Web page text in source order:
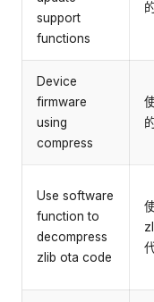
support
functions
Device
firmware
using
compress
Use software
function to
decompress
zlib ota code